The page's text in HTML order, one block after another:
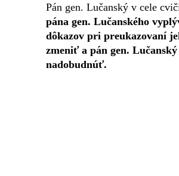
Pán gen. Lučanský v cele
pána gen. Lučanského
dôkazov pri preukazovaní
zmeniť a pán gen.
nadobudnúť.